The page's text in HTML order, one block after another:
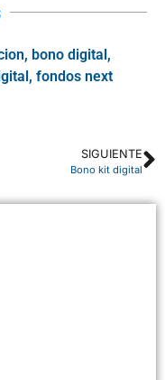
, bono digital,
, fondos next
SIGUIENTE
Bono kit digital